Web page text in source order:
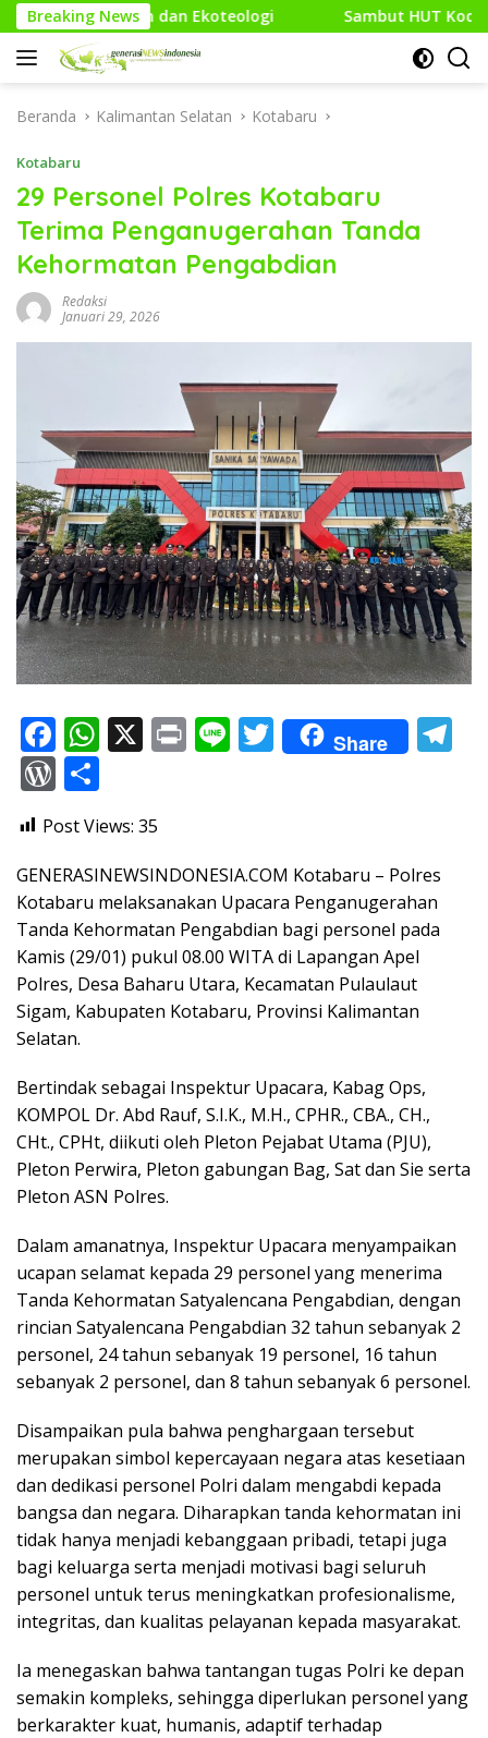
Langsung
ke
konten
Breaking News
Ekoteologi Sambut HUT Kodam XXI/Raden Intan,
Beranda Kalimantan Selatan Kotabaru
Kotabaru
29 Personel Polres Kotabaru
Terima Penganugerahan Tanda
Kehormatan Pengabdian
Redaksi
Januari 29, 2026
F
ac
e
b
o
o
k
W
h
s
A
p
p
X Pr
in
Li
n
T
w
Share
W
or
d
Pr
e
ss
ar
e
Post Views: 35
GENERASINEWSINDONESIA.COM Kotabaru – Polres
Kotabaru melaksanakan Upacara Penganugerahan
Tanda Kehormatan Pengabdian bagi personel pada
Kamis (29/01) pukul 08.00 WITA di Lapangan Apel
Polres, Desa Baharu Utara, Kecamatan Pulaulaut
Sigam, Kabupaten Kotabaru, Provinsi Kalimantan
Selatan.
Bertindak sebagai Inspektur Upacara, Kabag Ops,
KOMPOL Dr. Abd Rauf, S.I.K., M.H., CPHR., CBA., CH.,
CHt., CPHt, diikuti oleh Pleton Pejabat Utama (PJU),
Pleton Perwira, Pleton gabungan Bag, Sat dan Sie serta
Pleton ASN Polres.
Dalam amanatnya, Inspektur Upacara menyampaikan
ucapan selamat kepada 29 personel yang menerima
Tanda Kehormatan Satyalencana Pengabdian, dengan
rincian Satyalencana Pengabdian 32 tahun sebanyak 2
personel, 24 tahun sebanyak 19 personel, 16 tahun
sebanyak 2 personel, dan 8 tahun sebanyak 6 personel.
Disampaikan pula bahwa penghargaan tersebut
merupakan simbol kepercayaan negara atas kesetiaan
dan dedikasi personel Polri dalam mengabdi kepada
bangsa dan negara. Diharapkan tanda kehormatan ini
tidak hanya menjadi kebanggaan pribadi, tetapi juga
bagi keluarga serta menjadi motivasi bagi seluruh
personel untuk terus meningkatkan profesionalisme,
integritas, dan kualitas pelayanan kepada masyarakat.
Ia menegaskan bahwa tantangan tugas Polri ke depan
semakin kompleks, sehingga diperlukan personel yang
berkarakter kuat, humanis, adaptif terhadap